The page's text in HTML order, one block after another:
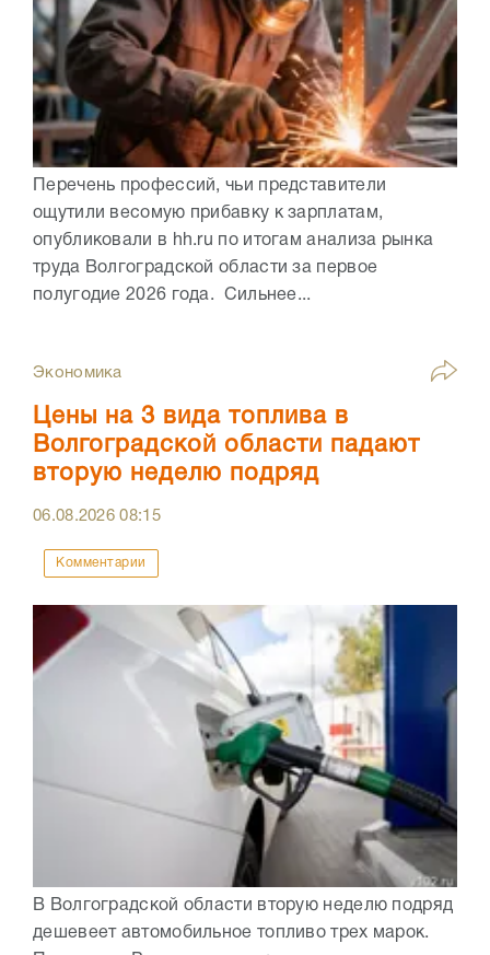
Перечень профессий, чьи представители
ощутили весомую прибавку к зарплатам,
опубликовали в hh.ru по итогам анализа рынка
труда Волгоградской области за первое
полугодие 2026 года. Сильнее...
Экономика
Цены на 3 вида топлива в
Волгоградской области падают
вторую неделю подряд
06.08.202608:15
Комментарии
В Волгоградской области вторую неделю подряд
дешевеет автомобильное топливо трех марок.